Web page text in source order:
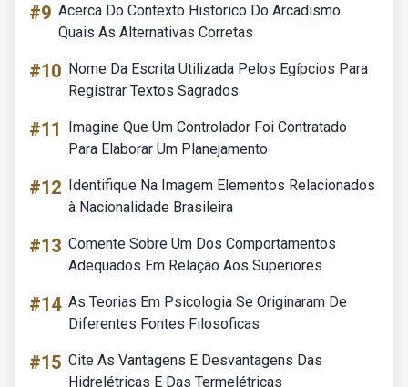
#9 Acerca Do Contexto Histórico Do Arcadismo
Quais As Alternativas Corretas
#10 Nome Da Escrita Utilizada Pelos Egípcios Para
Registrar Textos Sagrados
#11
Imagine Que Um Controlador Foi Contratado
Para Elaborar Um Planejamento
#12 Identifique Na Imagem Elementos Relacionados
à Nacionalidade Brasileira
#13 Comente Sobre Um Dos Comportamentos
Adequados Em Relação Aos Superiores
#14 As Teorias Em Psicologia Se Originaram De
Diferentes Fontes Filosoficas
#15 Cite As Vantagens E Desvantagens Das
Hidrelétricas E Das Termelétricas